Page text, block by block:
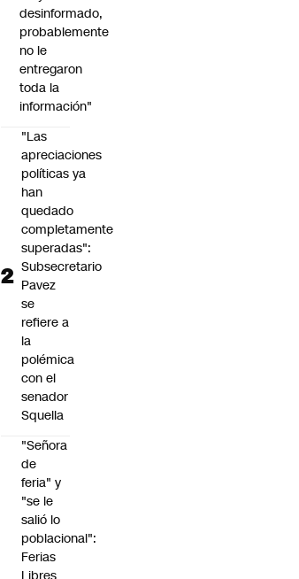
desinformado,
probablemente
no le
entregaron
toda la
información"
"Las
apreciaciones
políticas ya
han
quedado
completamente
superadas":
Subsecretario
Pavez
se
refiere a
la
polémica
con el
senador
Squella
"Señora
de
feria" y
"se le
salió lo
poblacional":
Ferias